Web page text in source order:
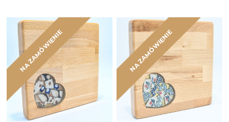
NA ZAMÓWIENIE NA ZAMÓWIENIE